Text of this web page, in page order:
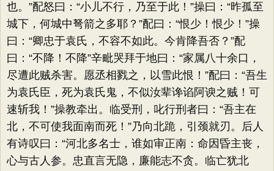
也。”配怒曰：“小儿不行，乃至于此！”操曰：“昨孤至
城下，何城中弩箭之多耶？”配曰：“恨少！恨少！”操
曰：“卿忠于袁氏，不容不如此。今肯降吾否？”配
曰：“不降！不降”辛毗哭拜于地曰：“家属八十余口，
尽遭此贼杀害。愿丞相戮之，以雪此恨！”配曰：“吾生
为袁氏臣，死为袁氏鬼，不似汝辈谗谄阿谀之贼！可
速斩我！”操教牵出。临受刑，叱行刑者曰：“吾主在
北，不可使我面南而死！”乃向北跪，引颈就刃。后人
有诗叹曰：“河北多名士，谁如审正南：命因昏主丧，
心与古人参。忠直言无隐，廉能志不贪。临亡犹北